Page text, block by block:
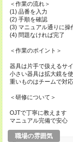
＜作業の流れ＞
(1) 品番を入力
(2) 手順を確認
(3) マニュアル通りに操
(4) 問題なければ完了
＜作業のポイント＞
器具は片手で扱えるサ
小さい器具は拡大鏡を
重いものはチームで対応
＜研修について＞
OJTで丁寧に教えます
マニュアル完備で安心
職場の雰囲気